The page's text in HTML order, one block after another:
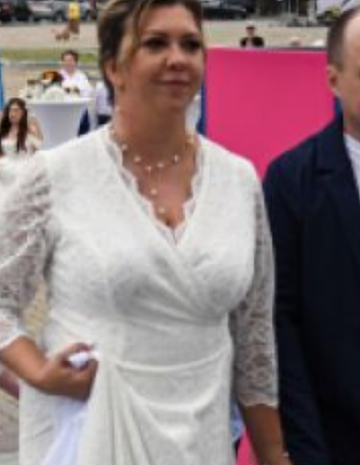
Хабаровского края.
Также в этот день
чествовали и семьи,
прожившие в браке более
50 лет. Так медалью «За
любовь и верность»
наградили две пары, три
пары получили почётные
знаки «За супружеское
долголетие». Отметим,
что все пары прожили
вместе более 50 лет,
а Торгашины Владимир
Михайлович и Раиса
Андреевна — 63 года.
Заместитель
председателя
правительства края
по социальным вопросам
Евгений Никонов поделал
молодожёнам
и долгожителям крепкого
здоровья и отметил,
что семья, любовь,
верность и забота
о родных — важные
ценности в жизни
каждого человека.
Семья Земляковых,
Юрий Михайлович